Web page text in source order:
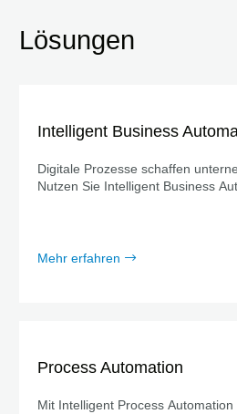
Lösungen
Intelligent Business
Digitale Prozesse schaffen
Nutzen Sie Intelligent Business
Mehr erfahren
Process Automation
Mit Intelligent Process